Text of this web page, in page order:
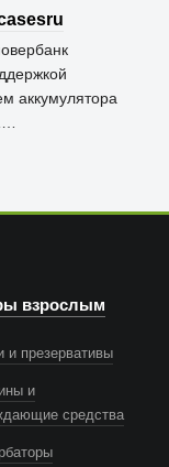
‏@icasesru
аккумулятора
взрослым
и презервативы
и
средства